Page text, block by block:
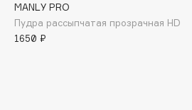
Brunello Cucinelli
Bvlgari
MANLY PRO
Пудра рассыпчатая прозрачная HD
1650 ₽